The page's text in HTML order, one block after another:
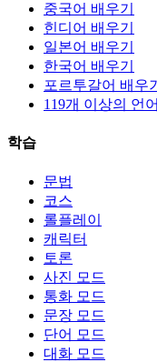
중국어 배우기
힌디어 배우기
일본어 배우기
한국어 배우기
포르투갈어 배우기
119개 이상의 언
학습
문법
코스
롤플레이
캐릭터
토론
사진 모드
통화 모드
문장 모드
단어 모드
대화 모드